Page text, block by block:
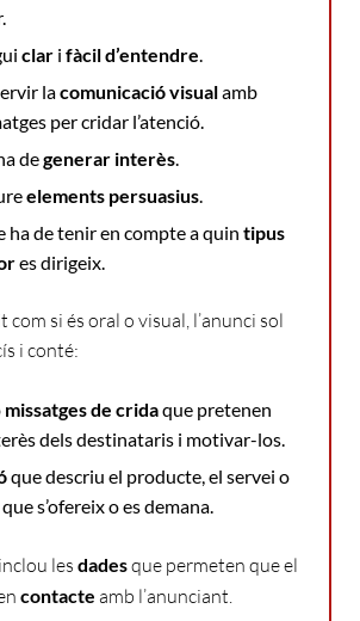
clar i fàcil d’entendre
lacomunicació visualamb
per cridar l’atenció.
degenerar interès
elements persuasius
ha de tenir en compte a quin tipus
es dirigeix.
com si és oral o visual, l’anunci sol
i conté:
missatges de cridaque pretenen
dels destinataris i motivar-los.
que descriu el producte, el servei o
s’ofereix o es demana.
les dadesque permeten que el
contacte amb l’anunciant.